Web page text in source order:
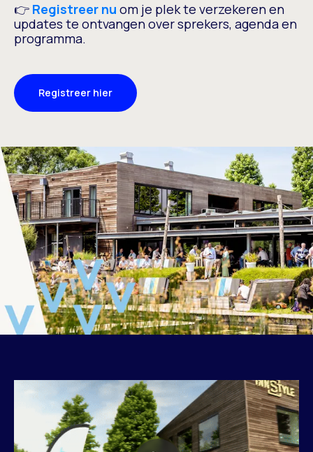
👉 Registreer nu om je plek te verzekeren en
updates te ontvangen over sprekers, agenda en
programma.
Registreer hier